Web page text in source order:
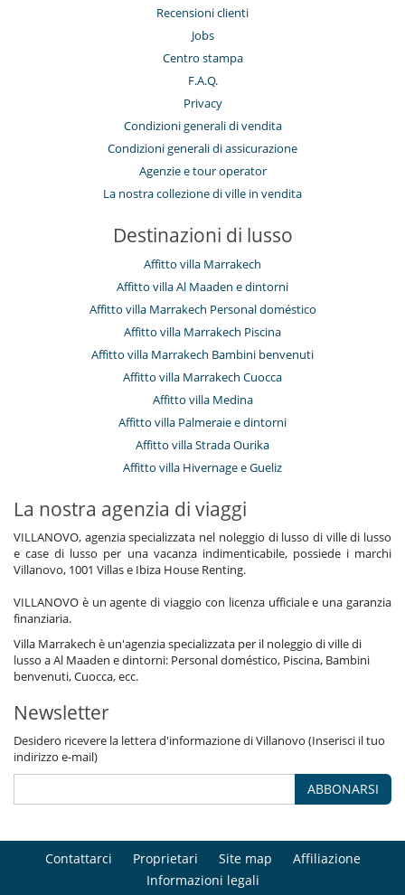
Recensioni clienti
Jobs
Centro stampa
F.A.Q.
Privacy
Condizioni generali di vendita
Condizioni generali di assicurazione
Agenzie e tour operator
La nostra collezione di ville in vendita
Destinazioni di lusso
Affitto villa Marrakech
Affitto villa Al Maaden e dintorni
Affitto villa Marrakech Personal doméstico
Affitto villa Marrakech Piscina
Affitto villa Marrakech Bambini benvenuti
Affitto villa Marrakech Cuocca
Affitto villa Medina
Affitto villa Palmeraie e dintorni
Affitto villa Strada Ourika
Affitto villa Hivernage e Gueliz
La nostra agenzia di viaggi
VILLANOVO, agenzia specializzata nel noleggio di lusso di ville di lusso
e case di lusso per una vacanza indimenticabile, possiede i marchi
Villanovo, 1001 Villas e Ibiza House Renting.
VILLANOVO è un agente di viaggio con licenza ufficiale e una garanzia
finanziaria.
Villa Marrakech è un'agenzia specializzata per il noleggio di ville di
lusso a Al Maaden e dintorni: Personal doméstico, Piscina, Bambini
benvenuti, Cuocca, ecc.
Newsletter
Desidero ricevere la lettera d'informazione di Villanovo (Inserisci il tuo
indirizzo e-mail)
ABBONARSI
Contattarci Proprietari Site map
Affiliazione
Informazioni legali